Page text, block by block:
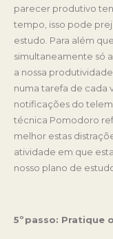
parecer produtivo
tempo, isso pode
estudo. Para além
simultaneamente só
a nossa
numa tarefa de cada
notificações do
técnica Pomodoro
melhor estas
atividade em que
nosso plano de
5ºpasso: Pratique